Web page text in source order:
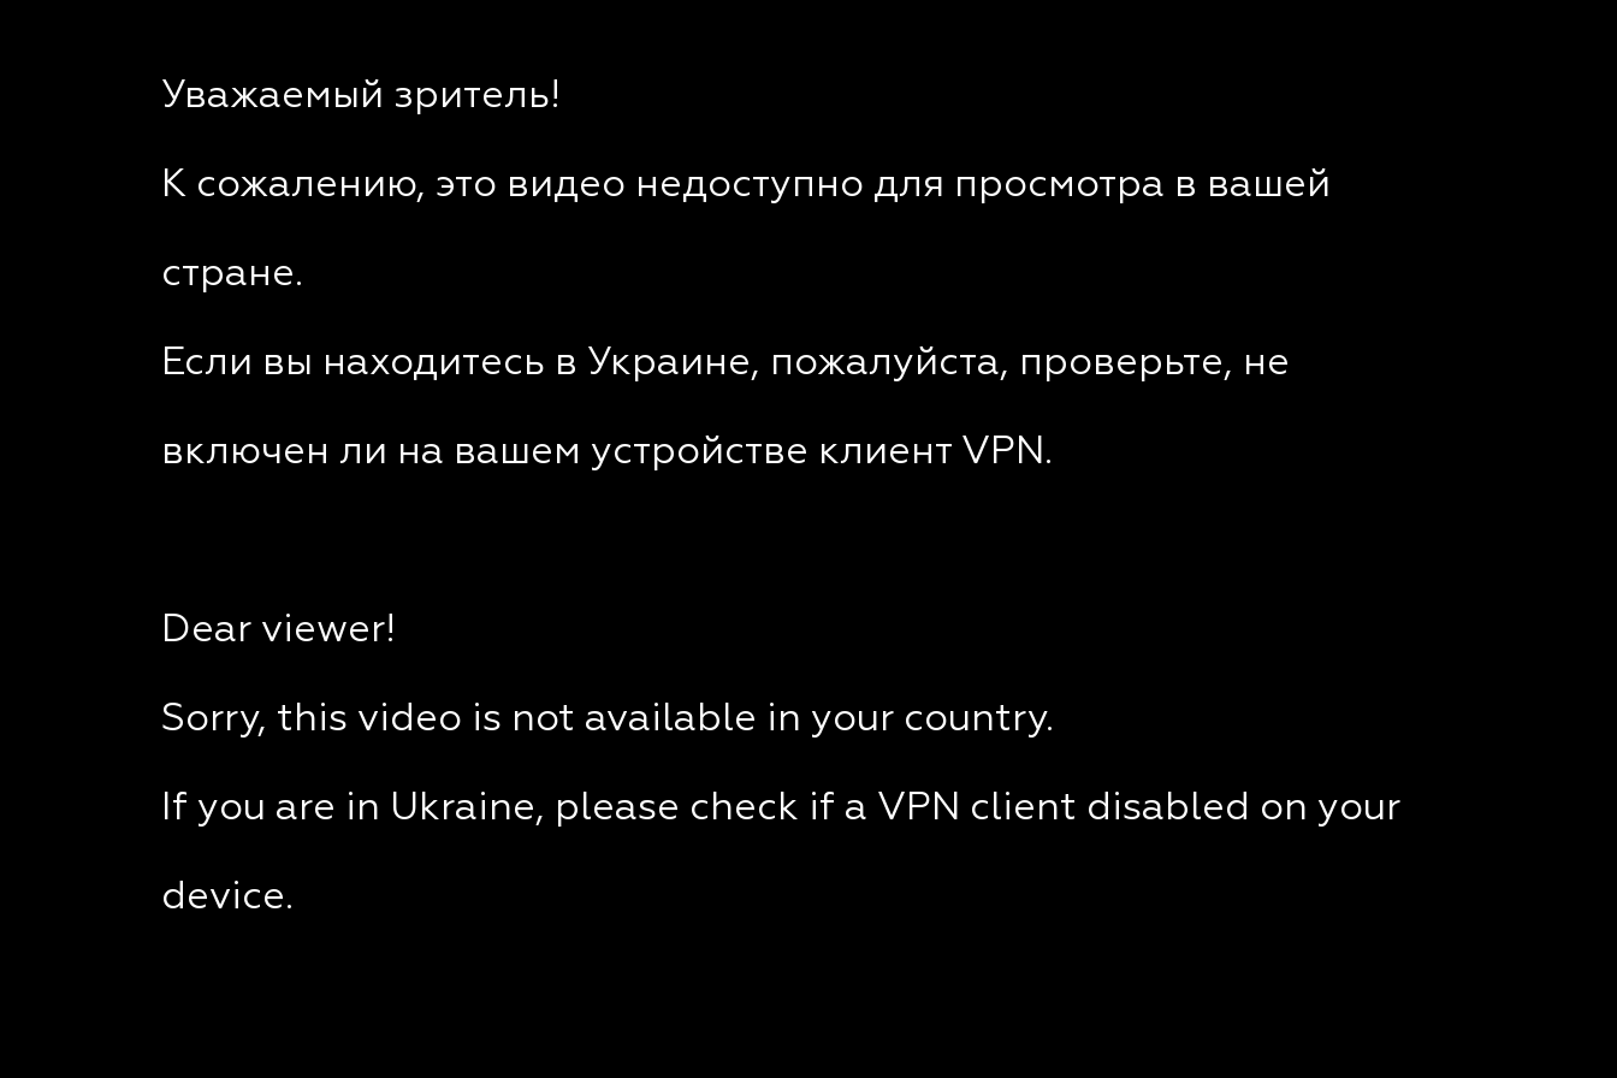
Уважаемый зритель!
К сожалению, это видео недоступно для просмотра в вашей
стране.
Если вы находитесь в Украине, пожалуйста, проверьте, не
включен ли на вашем устройстве клиент VPN.
Dear viewer!
Sorry, this video is not available in your country.
If you are in Ukraine, please check if a VPN client disabled on your
device.